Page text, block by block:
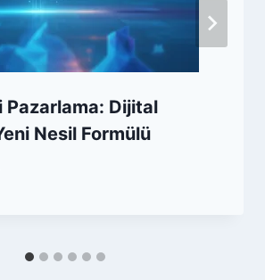
Pazarlama: Dijital
Nesil Formülü